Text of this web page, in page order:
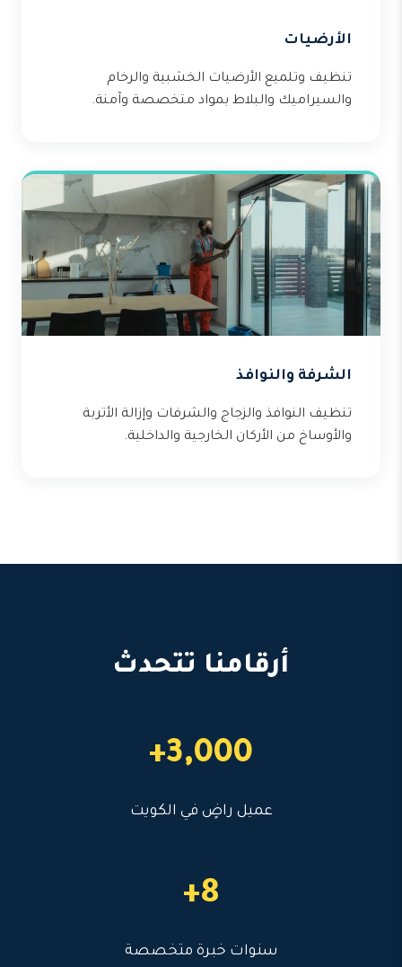
الأرضيات
تنظيف وتلميع الأرضيات الخشبية والرخام
والسيراميك والبلاط بمواد متخصصة وآمنة.
الشرفة والنوافذ
تنظيف النوافذ والزجاج والشرفات وإزالة الأتربة
والأوساخ من الأركان الخارجية والداخلية.
أرقامنا تتحدث
3,000+
عميل راضٍ في الكويت
8+
سنوات خبرة متخصصة